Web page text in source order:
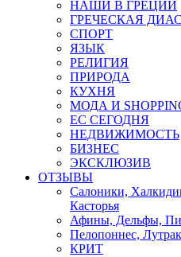
НАШИ В ГРЕЦИИ
ГРЕЧЕСКАЯ
СПОРТ
ЯЗЫК
РЕЛИГИЯ
ПРИРОДА
КУХНЯ
МОДА И
ЕС СЕГОДНЯ
НЕДВИЖИМОСТЬ
БИЗНЕС
ЭКСКЛЮЗИВ
ОТЗЫВЫ
Салоники,
Касторья
Афины, Дельфы,
Пелопоннес,
КРИТ